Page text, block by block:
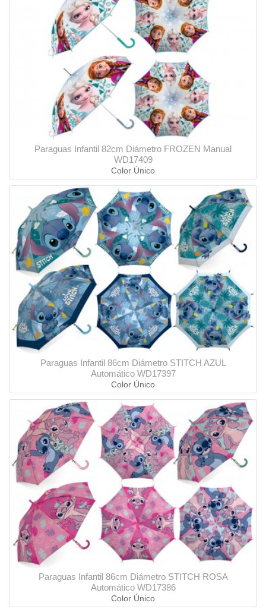
Paraguas Infantil 82cm Diámetro FROZEN Manual
WD17409
Color Único
Paraguas Infantil 86cm Diámetro STITCH AZUL
Automático WD17397
Color Único
Paraguas Infantil 86cm Diámetro STITCH ROSA
Automático WD17386
Color Único